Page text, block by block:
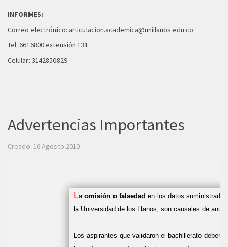
INFORMES:
Correo electrónico: articulacion.academica@unillanos.edu.co
Tel. 6616800 extensión 131
Celular: 3142850829
Advertencias Importantes
Creado: 16 Agosto 2010
Laomisión o falsedad en los datos
la Universidad de los Llanos, son causales de
Los aspirantes que validaron el bachillerato